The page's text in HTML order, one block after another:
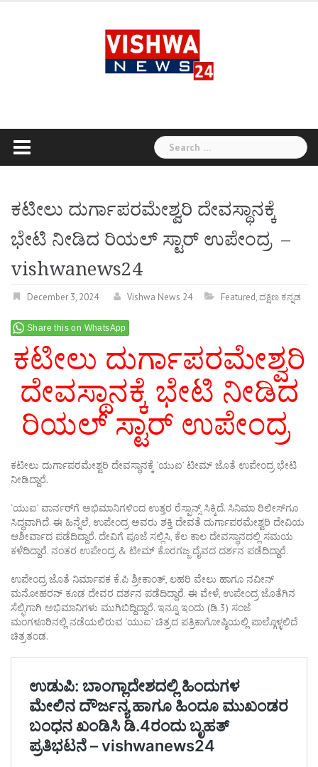
Search
for:
ಕಟೀಲು ದುರ್ಗಾಪರಮೇಶ್ವರಿ ದೇವಸ್ಥಾನಕ್ಕೆ
ಭೇಟಿ ನೀಡಿದ ರಿಯಲ್ ಸ್ಟಾರ್ ಉಪೇಂದ್ರ –
vishwanews24
December 3, 2024 Vishwa News 24 Featured,ದಕ್ಷಿಣ ಕನ್ನಡ
Share this on WhatsApp
ಕಟೀಲು ದುರ್ಗಾಪರಮೇಶ್ವರಿ
ದೇವಸ್ಥಾನಕ್ಕೆ ಭೇಟಿ ನೀಡಿದ
ರಿಯಲ್ ಸ್ಟಾರ್ ಉಪೇಂದ್ರ
ಕಟೀಲು ದುರ್ಗಾಪರಮೇಶ್ವರಿ ದೇವಸ್ಥಾನಕ್ಕೆ ‘ಯುಐ’ ಟೀಮ್ ಜೊತೆ ಉಪೇಂದ್ರ ಭೇಟಿ
ನೀಡಿದ್ದಾರೆ.
‘ಯುಐ’ ವಾರ್ನರ್‌ಗೆ ಅಭಿಮಾನಿಗಳಿಂದ ಉತ್ತರ ರೆಸ್ಪಾನ್ಸ್ ಸಿಕ್ಕಿದೆ. ಸಿನಿಮಾ ರಿಲೀಸ್‌ಗೂ
ಸಿದ್ಧವಾಗಿದೆ. ಈ ಹಿನ್ನೆಲೆ, ಉಪೇಂದ್ರ ಅವರು ಶಕ್ತಿ ದೇವತೆ ದುರ್ಗಾಪರಮೇಶ್ವರಿ ದೇವಿಯ
ಆಶೀರ್ವಾದ ಪಡೆದಿದ್ದಾರೆ. ದೇವಿಗೆ ಪೂಜೆ ಸಲ್ಲಿಸಿ, ಕೆಲ ಕಾಲ ದೇವಸ್ಥಾನದಲ್ಲಿ ಸಮಯ
ಕಳೆದಿದ್ದಾರೆ. ನಂತರ ಉಪೇಂದ್ರ & ಟೀಮ್ ಕೊರಗಜ್ಜ ದೈವದ ದರ್ಶನ ಪಡೆದಿದ್ದಾರೆ.
ಉಪೇಂದ್ರ ಜೊತೆ ನಿರ್ಮಾಪಕ ಕೆ.ಪಿ ಶ್ರೀಕಾಂತ್, ಲಹರಿ ವೇಲು ಹಾಗೂ ನವೀನ್
ಮನೋಹರನ್ ಕೂಡ ದೇವರ ದರ್ಶನ ಪಡೆದಿದ್ದಾರೆ. ಈ ವೇಳೆ, ಉಪೇಂದ್ರ ಜೊತೆಗಿನ
ಸೆಲ್ಫಿಗಾಗಿ ಅಭಿಮಾನಿಗಳು ಮುಗಿಬಿದ್ದಿದ್ದಾರೆ. ಇನ್ನೂ ಇಂದು (ಡಿ.3) ಸಂಜೆ
ಮಂಗಳೂರಿನಲ್ಲಿ ನಡೆಯಲಿರುವ ‘ಯುಐ’ ಚಿತ್ರದ ಪತ್ರಿಕಾಗೋಷ್ಠಿಯಲ್ಲಿ ಪಾಲ್ಗೊಳ್ಳಲಿದೆ
ಚಿತ್ರತಂಡ.